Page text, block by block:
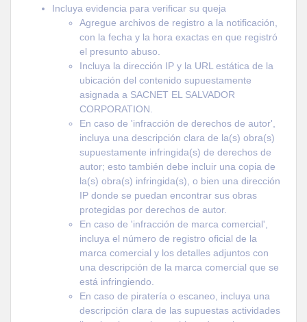
Incluya evidencia para verificar su queja
Agregue archivos de registro a la notificación,
con la fecha y la hora exactas en que registró
el presunto abuso.
Incluya la dirección IP y la URL estática de la
ubicación del contenido supuestamente
asignada a SACNET EL SALVADOR
CORPORATION.
En caso de 'infracción de derechos de autor',
incluya una descripción clara de la(s) obra(s)
supuestamente infringida(s) de derechos de
autor; esto también debe incluir una copia de
la(s) obra(s) infringida(s), o bien una dirección
IP donde se puedan encontrar sus obras
protegidas por derechos de autor.
En caso de 'infracción de marca comercial',
incluya el número de registro oficial de la
marca comercial y los detalles adjuntos con
una descripción de la marca comercial que se
está infringiendo.
En caso de piratería o escaneo, incluya una
descripción clara de las supuestas actividades